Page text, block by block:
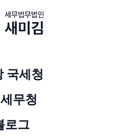
국세청
무청
로그